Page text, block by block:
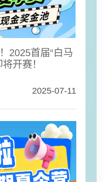
2025首届“白马
开赛！
2025-07-11